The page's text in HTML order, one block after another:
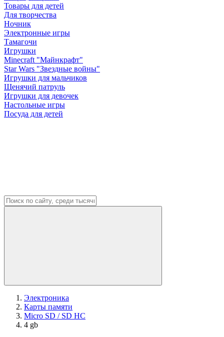
Товары для детей
Для творчества
Ночник
Электронные игры
Тамагочи
Игрушки
Minecraft "Майнкрафт"
Star Wars "Звездные войны"
Игрушки для мальчиков
Щенячий патруль
Игрушки для девочек
Настольные игры
Посуда для детей
Электроника
Карты памяти
Micro SD / SD HC
4 gb